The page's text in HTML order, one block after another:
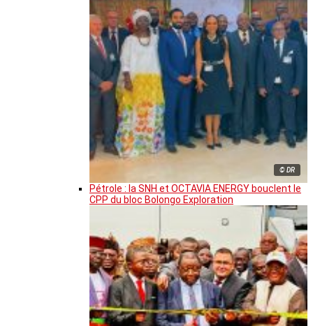
© DR
Pétrole : la SNH et OCTAVIA ENERGY bouclent le
CPP du bloc Bolongo Exploration